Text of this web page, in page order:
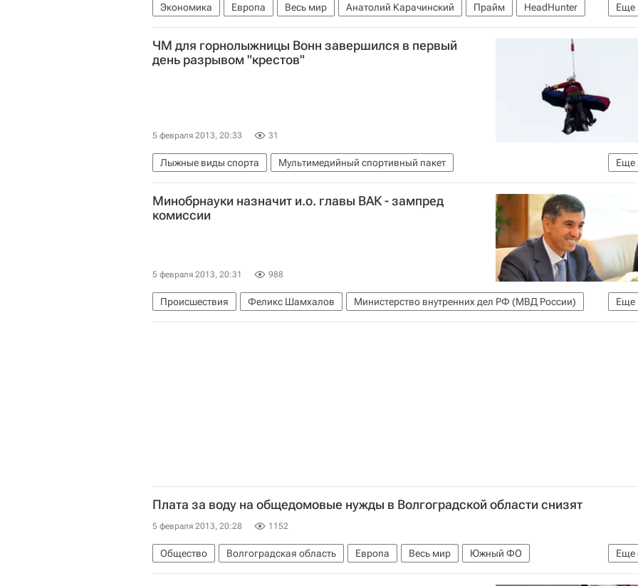
Еще
Экономика Европа Весь мир Анатолий Карачинский Прайм
HeadHunter
Российский союз промышленников и предпринимателей
Россия
ЧМ для горнолыжницы Вонн завершился в первый
день разрывом "крестов"
5 февраля 2013, 20:33 31
Еще
Лыжные виды спорта
Мультимедийный спортивный пакет
Чемпионат мира по горнолыжному спорту
Линдси Вонн
Минобрнауки назначит и.о. главы ВАК - зампред
комиссии
5 февраля 2013, 20:31 988
Еще
Происшествия Феликс Шамхалов
Министерство внутренних дел РФ (МВД России)
Министерство науки и высшего образования РФ (Минобрнауки России)
Плата за воду на общедомовые нужды в Волгоградской области снизят
5 февраля 2013, 20:28 1152
Еще
Общество Волгоградская область Европа Весь мир
Южный ФО
Сергей Боженов
Администрация г. Волгограда